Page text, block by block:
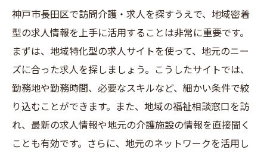
神戸市長田区で訪問介護・求人を探すうえで、地域密着
型の求人情報を上手に活用することは非常に重要です。
まずは、地域特化型の求人サイトを使って、地元のニー
ズに合った求人を探しましょう。こうしたサイトでは、
勤務地や勤務時間、必要なスキルなど、細かい条件で絞
り込むことができます。また、地域の福祉相談窓口を訪
れ、最新の求人情報や地元の介護施設の情報を直接聞く
ことも有効です。さらに、地元のネットワークを活用し